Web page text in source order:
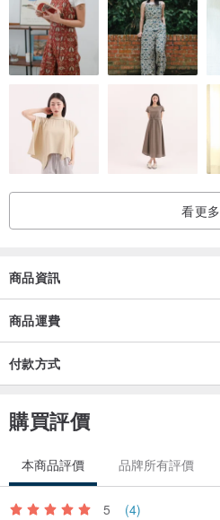
看更多
商品資訊
商品運費
付款方式
購買評價
本商品評價 品牌所有評價
5 (4)